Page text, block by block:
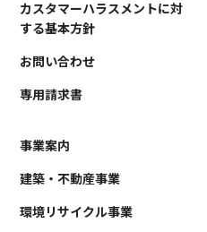
カスタマーハラスメントに対
する基本方針
お問い合わせ
専用請求書
事業案内
建築・不動産事業
環境リサイクル事業